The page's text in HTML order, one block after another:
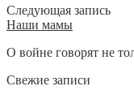
Следующая запись
Наши мамы
О войне говорят не
Свежие записи